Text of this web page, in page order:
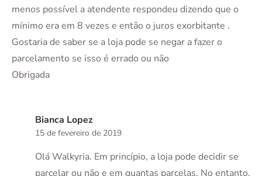
menos possível a atendente respondeu dizendo que o
mínimo era em 8 vezes e então o juros exorbitante .
Gostaria de saber se a loja pode se negar a fazer o
parcelamento se isso é errado ou não
Obrigada
Bianca Lopez
15 de fevereiro de 2019
Olá Walkyria. Em princípio, a loja pode decidir se
parcelar ou não e em quantas parcelas. No entanto,